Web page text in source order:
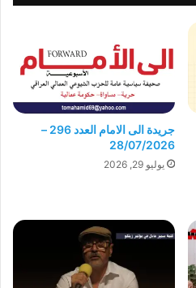
جريدة الى الامام العدد 296 –
28/07/2026
يوليو 29, 2026